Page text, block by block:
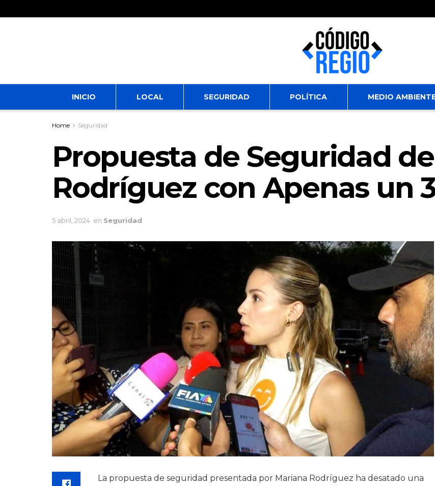
INICIO LOCAL SEGURIDAD POLÍTICA MEDIO
Home Seguridad
Propuesta de Seguridad
Rodríguez con Apenas un
5 abril, 2024 en Seguridad
La propuesta de seguridad presentada por Mariana Rodríguez ha desatado una